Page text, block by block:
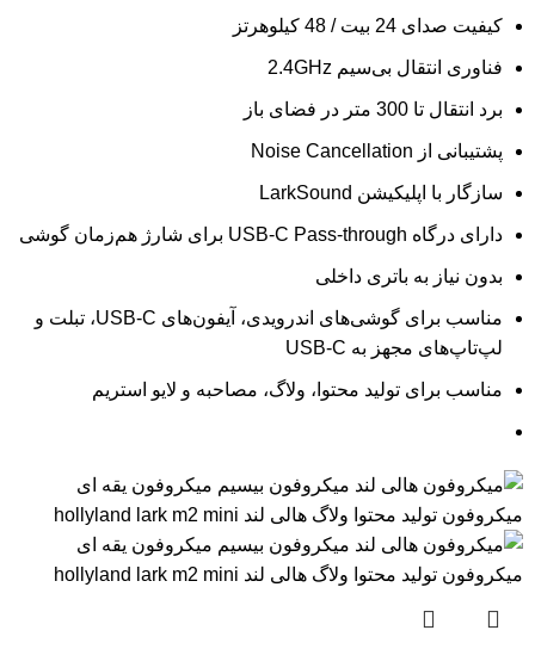
کیفیت صدای 24 بیت / 48 کیلوهرتز
فناوری انتقال بی‌سیم 2.4GHz
برد انتقال تا 300 متر در فضای باز
پشتیبانی از Noise Cancellation
سازگار با اپلیکیشن LarkSound
دارای درگاه USB-C Pass-through برای شارژ هم‌زمان گوشی
بدون نیاز به باتری داخلی
مناسب برای گوشی‌های اندرویدی، آیفون‌های USB-C، تبلت و
لپ‌تاپ‌های مجهز به USB-C
مناسب برای تولید محتوا، ولاگ، مصاحبه و لایو استریم